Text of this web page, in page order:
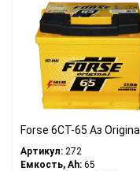
Forse 6СТ-65 Аз Original
Артикул: 272
Емкость, Ah: 65